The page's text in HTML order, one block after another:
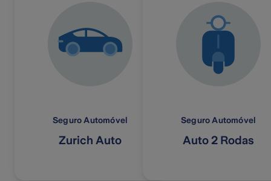
Seguro Automóvel
Zurich Auto
Seguro Automóvel
Auto 2 Rodas